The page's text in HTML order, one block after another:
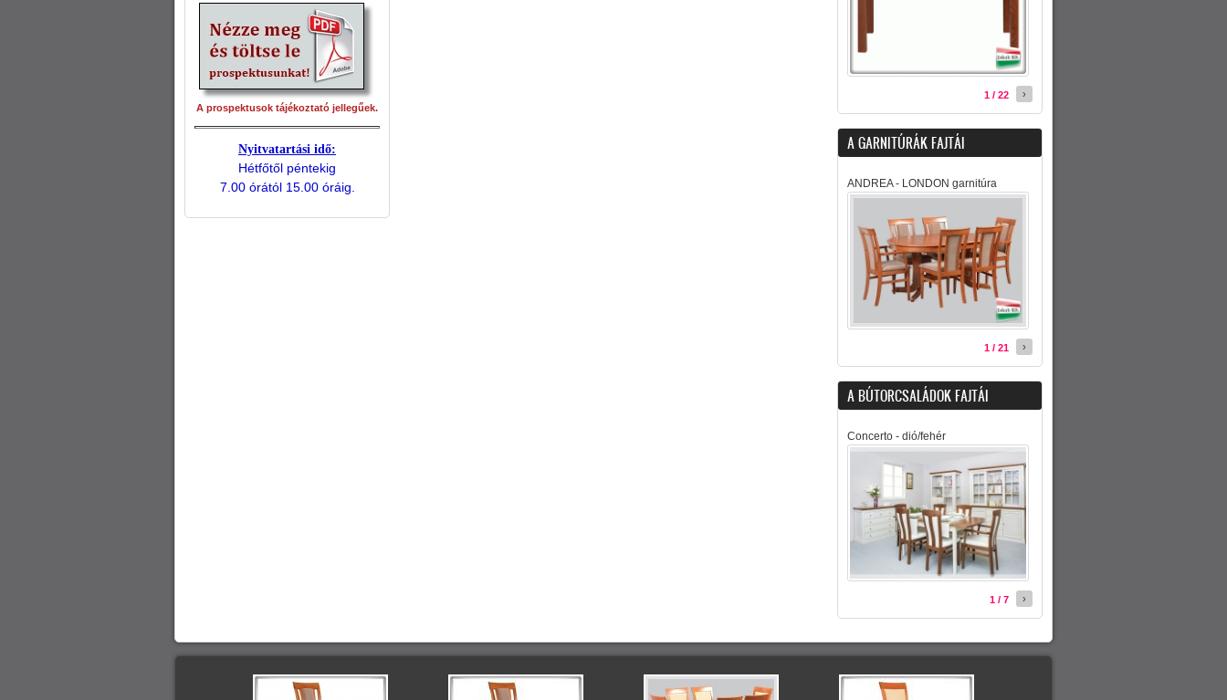
A prospektusok tájékoztató jellegűek.
Nyitvatartási idő:
Hétfőtől péntekig
7.00 órától 15.00 óráig.
1 / 22 ›
A GARNITÚRÁK FAJTÁI
ANDREA - LONDON garnitúra
1 / 21 ›
A BÚTORCSALÁDOK FAJTÁI
Concerto - dió/fehér
1 / 7 ›